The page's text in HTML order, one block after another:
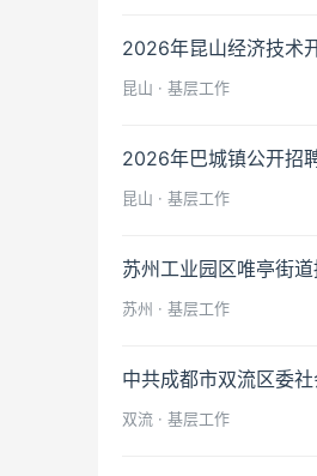
2026年昆山经济技术
昆山 · 基层工作
2026年巴城镇公开招
昆山 · 基层工作
苏州工业园区唯亭街
苏州 · 基层工作
中共成都市双流区委
双流 · 基层工作